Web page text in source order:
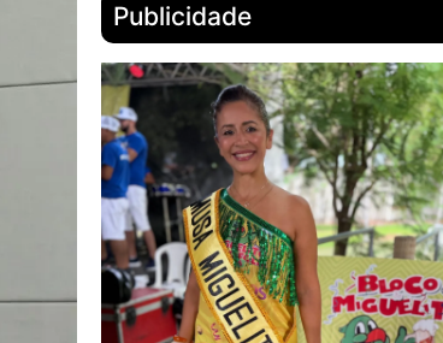
Publicidade